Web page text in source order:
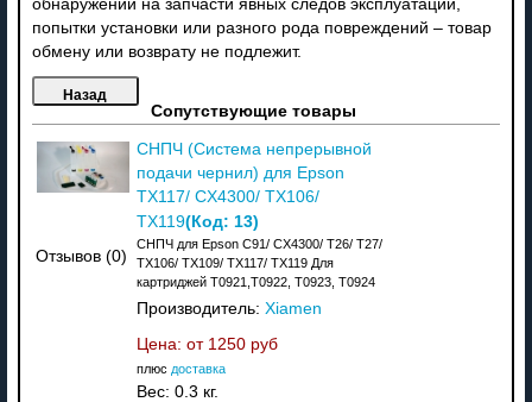
обнаружении на запчасти явных следов эксплуатации,
попытки установки или разного рода повреждений – товар
обмену или возврату не подлежит.
Сопутствующие товары
Отзывов (0)
СНПЧ (Система непрерывной
подачи чернил) для Epson
TX117/ CX4300/ TX106/
TX119(Код: 13)
СНПЧ для Epson C91/ CX4300/ T26/ T27/
TX106/ TX109/ TX117/ TX119 Для
картриджей T0921,T0922, T0923, T0924
Производитель: Xiamen
Цена: от 1250 руб
плюс доставка
Вес: 0.3 кг.